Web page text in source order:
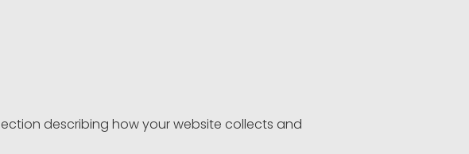
describing how your website collects and